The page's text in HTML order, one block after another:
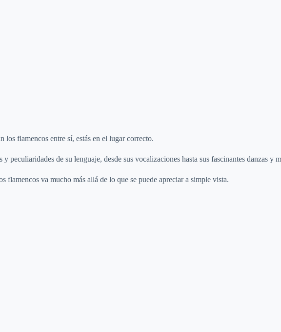
los flamencos entre sí, estás en el lugar correcto.
peculiaridades de su lenguaje, desde sus vocalizaciones hasta sus fascinantes danzas y
flamencos va mucho más allá de lo que se puede apreciar a simple vista.